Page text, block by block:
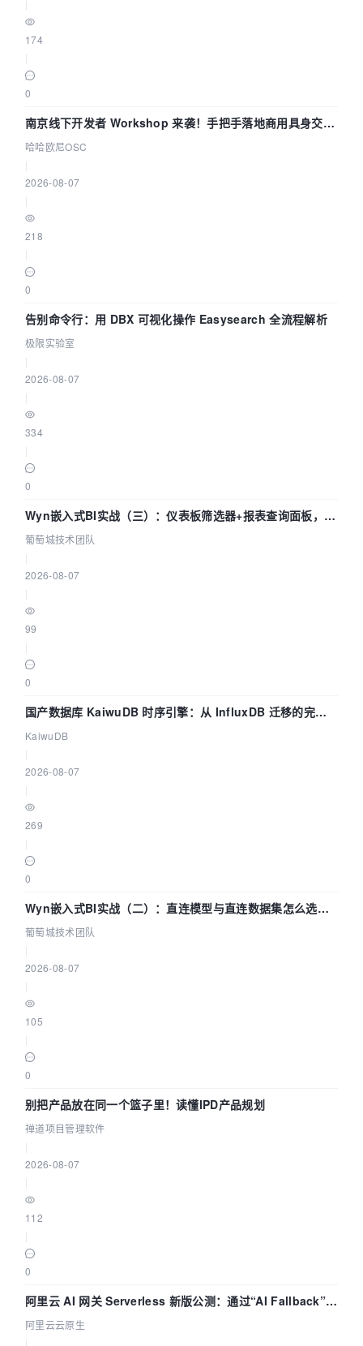
174
0
南京线下开发者 Workshop 来袭！手把手落地商用具身交互
智能 Agent 应用
哈哈欧尼OSC
2026-08-07
218
0
告别命令行：用 DBX 可视化操作 Easysearch 全流程解析
极限实验室
2026-08-07
334
0
Wyn嵌入式BI实战（三）：仪表板筛选器+报表查询面板，参
数联动全闭环
葡萄城技术团队
2026-08-07
99
0
国产数据库 KaiwuDB 时序引擎：从 InfluxDB 迁移的完整
技术路径
KaiwuDB
2026-08-07
269
0
Wyn嵌入式BI实战（二）：直连模型与直连数据集怎么选，
参数为什么不生效？| 葡萄城技术团队
葡萄城技术团队
2026-08-07
105
0
别把产品放在同一个篮子里！读懂IPD产品规划
禅道项目管理软件
2026-08-07
112
0
阿里云 AI 网关 Serverless 新版公测：通过“AI Fallback”与
拓扑可视化构建 AI 流量治理底座
阿里云云原生